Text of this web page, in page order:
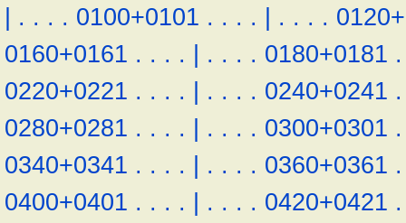
| . . . . 0100+0101 . . . . | . . . .
0160+0161 . . . . | . . . . 0180+0181 .
0220+0221 . . . . | . . . . 0240+0241 .
0280+0281 . . . . | . . . . 0300+0301 .
0340+0341 . . . . | . . . . 0360+0361 .
0400+0401 . . . . | . . . . 0420+0421 .